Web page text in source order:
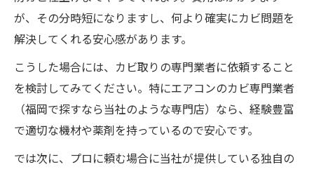
が、その分時短になりますし、何より確実にカビ問題を
解決してくれる安心感があります。
こうした場合には、カビ取りの専門業者に依頼すること
を検討してみてください。特にエアコンのカビ専門業者
（福岡で探すなら当社のような専門店）なら、経験豊富
で適切な機材や薬剤を持っているので安心です。
では次に、プロに頼む場合に当社が提供している独自の